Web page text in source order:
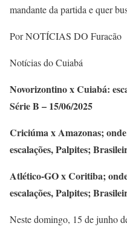
mandante da partida e quer
Por NOTÍCIAS DO Furacão
Notícias do Cuiabá
Novorizontino x Cuiabá:
Série B – 15/06/2025
Criciúma x Amazonas;
escalações, Palpites;
Atlético-GO x Coritiba;
escalações, Palpites;
Neste domingo, 15 de junho